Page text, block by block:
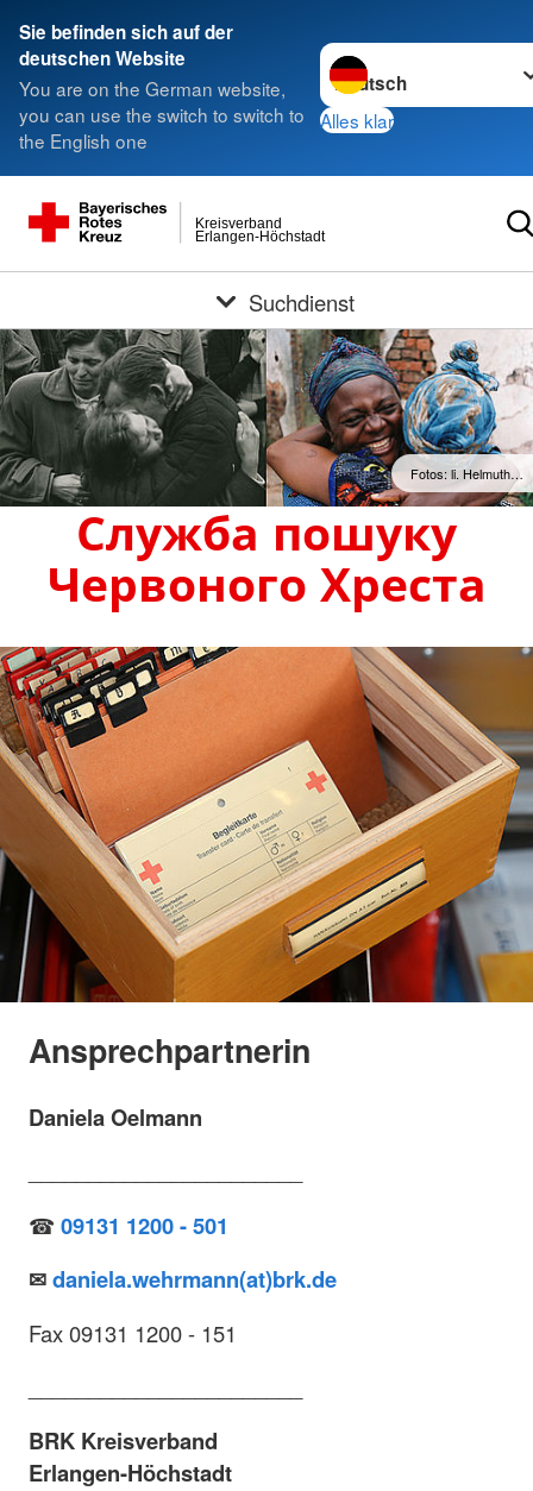
Sie befinden sich auf der
deutschen Website
You are on the German website,
you can use the switch to switch to
the English one
Sprache wechseln zu
Alles klar
Erlangen-Höchstadt
Kreisverband
Suchdienst
Fotos: li. Helmuth…
Служба пошуку
Червоного Хреста
Ansprechpartnerin
Daniela Oelmann
☎ 09131 1200 - 501
✉daniela.wehrmann(at)brk.de
Fax 09131 1200 - 151
BRK Kreisverband
Erlangen-Höchstadt